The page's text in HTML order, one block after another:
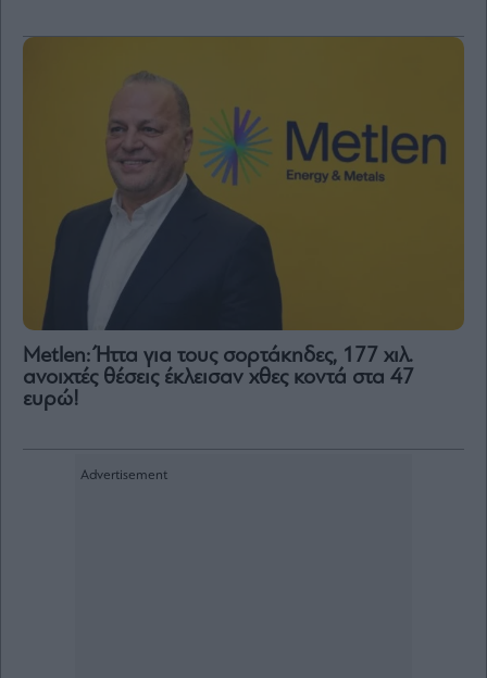
Metlen: Ήττα για τους σορτάκηδες, 177 χιλ.
ανοιχτές θέσεις έκλεισαν χθες κοντά στα 47
ευρώ!